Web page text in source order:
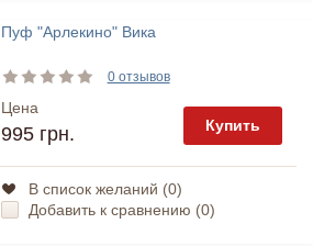
Пуф "Арлекино" Вика
0 отзывов
Цена
995 грн. Купить
В список желаний (0)
Добавить к сравнению (0)